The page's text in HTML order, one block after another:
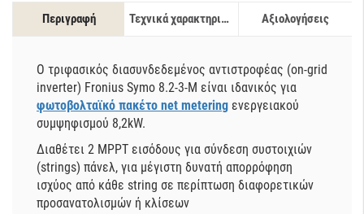
Περιγραφή Τεχνικά χαρακτηριστικά Αξιολογήσεις
Ο τριφασικός διασυνδεδεμένος αντιστροφέας (on-grid
inverter) Fronius Symo 8.2-3-M είναι ιδανικός για
φωτοβολταϊκό πακέτο net metering ενεργειακού
συμψηφισμού 8,2kW.
Διαθέτει 2 MPPT εισόδους για σύνδεση συστοιχιών
(strings) πάνελ, για μέγιστη δυνατή απορρόφηση
ισχύος από κάθε string σε περίπτωση διαφορετικών
προσανατολισμών ή κλίσεων